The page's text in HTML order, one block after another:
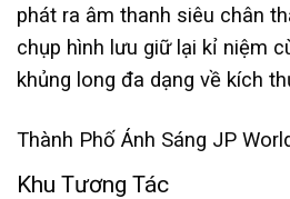
phát ra âm thanh siêu chân
chụp hình lưu giữ lại kỉ niệm
khủng long đa dạng về kích
Thành Phố Ánh Sáng JP
Khu Tương Tác